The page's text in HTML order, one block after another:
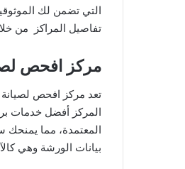
التي تضمن لك
تفاصيل المراكز من
مركز افحص
تعد مركز افحص
المركز أفضل خدمات
المعتمدة، مما يمنحك
بيانات الورشة وهي